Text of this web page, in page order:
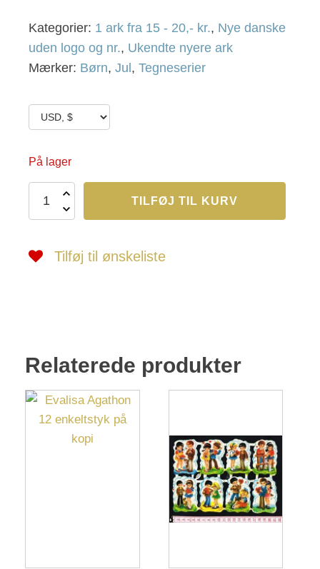
Kategorier: 1 ark fra 15 - 20,- kr., Nye danske
uden logo og nr., Ukendte nyere ark
Mærker: Børn, Jul , Tegneserier
På lager
antal
TILFØJ TIL KURV
Tilføj til ønskeliste
Relaterede produkter